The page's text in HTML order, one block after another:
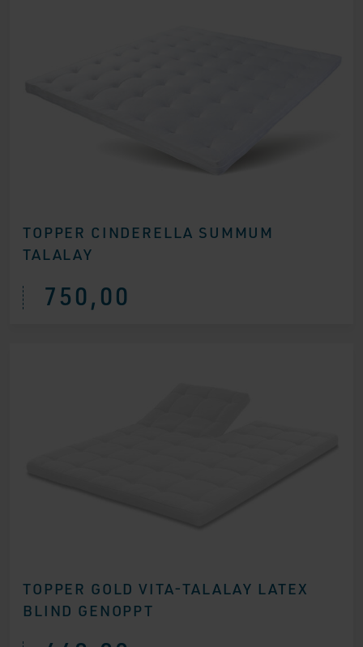
TOPPER CINDERELLA SUMMUM
TALALAY
750,00
TOPPER GOLD VITA-TALALAY LATEX
BLIND GENOPPT